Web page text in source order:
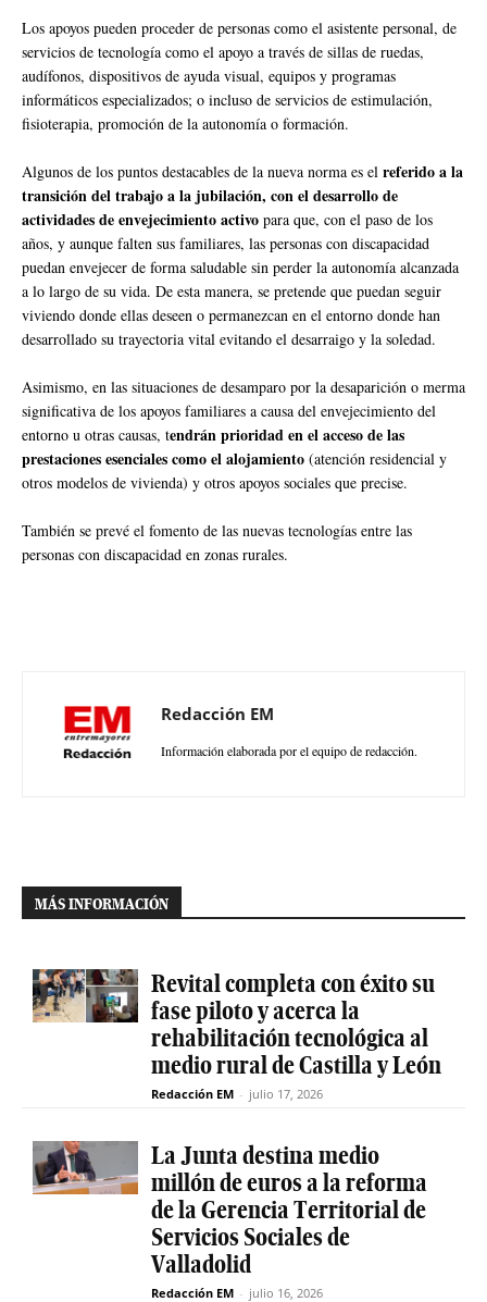
Los apoyos pueden proceder de personas como el asistente personal, de
servicios de tecnología como el apoyo a través de sillas de ruedas,
audífonos, dispositivos de ayuda visual, equipos y programas
informáticos especializados; o incluso de servicios de estimulación,
fisioterapia, promoción de la autonomía o formación.
Algunos de los puntos destacables de la nueva norma es el referido a la
transición del trabajo a la jubilación, con el desarrollo de
actividades de envejecimiento activo para que, con el paso de los
años, y aunque falten sus familiares, las personas con discapacidad
puedan envejecer de forma saludable sin perder la autonomía alcanzada
a lo largo de su vida. De esta manera, se pretende que puedan seguir
viviendo donde ellas deseen o permanezcan en el entorno donde han
desarrollado su trayectoria vital evitando el desarraigo y la soledad.
Asimismo, en las situaciones de desamparo por la desaparición o merma
significativa de los apoyos familiares a causa del envejecimiento del
entorno u otras causas, tendrán prioridad en el acceso de las
prestaciones esenciales como el alojamiento (atención residencial y
otros modelos de vivienda) y otros apoyos sociales que precise.
También se prevé el fomento de las nuevas tecnologías entre las
personas con discapacidad en zonas rurales.
Redacción EM
Información elaborada por el equipo de redacción.
MÁS INFORMACIÓN
Revital completa con éxito su
fase piloto y acerca la
rehabilitación tecnológica al
medio rural de Castilla y León
Redacción EM - julio 17, 2026
La Junta destina medio
millón de euros a la reforma
de la Gerencia Territorial de
Servicios Sociales de
Valladolid
Redacción EM - julio 16, 2026